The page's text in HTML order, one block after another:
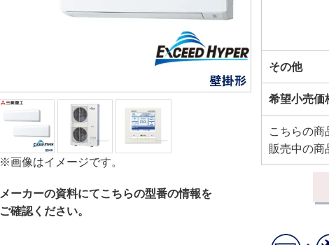
※画像はイメージです。
メーカーの資料にてこちらの型番の情報を
ご確認ください。
その他
希望小売価
こちらの商
販売中の商